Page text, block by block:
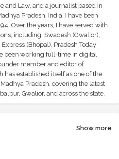
and Law, and a journalist based in
Pradesh, India. I have been
Over the years, I have served with
including: Swadesh (Gwalior),
(Bhopal), Pradesh Today
been working full-time in digital
member and editor of
has established itself as one of the
Pradesh, covering the latest
Gwalior, and across the state.
Show more